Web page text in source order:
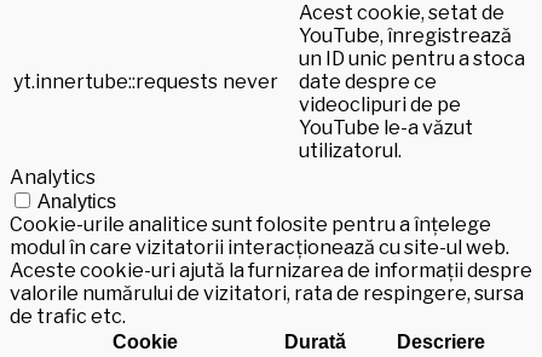
yt.innertube::requests never
Acest cookie, setat de
YouTube, înregistrează
un ID unic pentru a stoca
date despre ce
videoclipuri de pe
YouTube le-a văzut
utilizatorul.
Analytics
Analytics
Cookie-urile analitice sunt folosite pentru a înțelege
modul în care vizitatorii interacționează cu site-ul web.
Aceste cookie-uri ajută la furnizarea de informații despre
valorile numărului de vizitatori, rata de respingere, sursa
de trafic etc.
Cookie Durată Descriere